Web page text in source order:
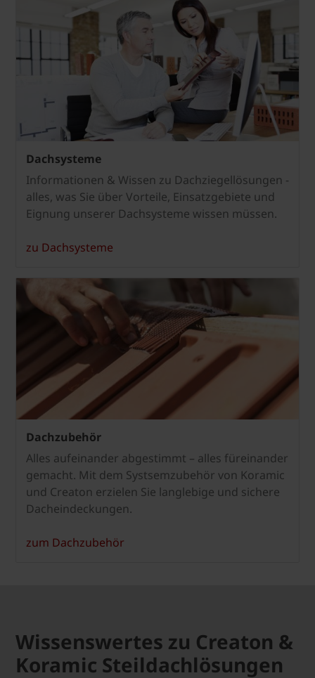
Dachsysteme
Informationen & Wissen zu Dachziegellösungen -
alles, was Sie über Vorteile, Einsatzgebiete und
Eignung unserer Dachsysteme wissen müssen.
zu Dachsysteme
Dachzubehör
Alles aufeinander abgestimmt – alles füreinander
gemacht. Mit dem Systsemzubehör von Koramic
und Creaton erzielen Sie langlebige und sichere
Dacheindeckungen.
zum Dachzubehör
Wissenswertes zu Creaton &
Koramic Steildachlösungen